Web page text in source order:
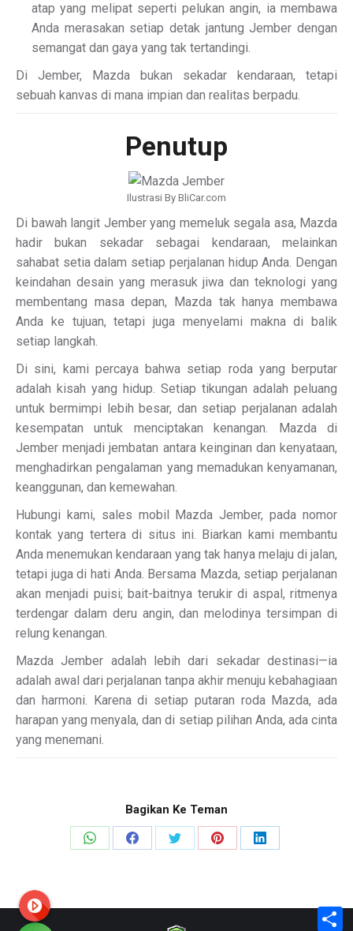
atap yang melipat seperti pelukan angin, ia membawa
Anda merasakan setiap detak jantung Jember dengan
semangat dan gaya yang tak tertandingi.
Di Jember, Mazda bukan sekadar kendaraan, tetapi
sebuah kanvas di mana impian dan realitas berpadu.
Penutup
Ilustrasi By BliCar.com
Di bawah langit Jember yang memeluk segala asa, Mazda
hadir bukan sekadar sebagai kendaraan, melainkan
sahabat setia dalam setiap perjalanan hidup Anda. Dengan
keindahan desain yang merasuk jiwa dan teknologi yang
membentang masa depan, Mazda tak hanya membawa
Anda ke tujuan, tetapi juga menyelami makna di balik
setiap langkah.
Di sini, kami percaya bahwa setiap roda yang berputar
adalah kisah yang hidup. Setiap tikungan adalah peluang
untuk bermimpi lebih besar, dan setiap perjalanan adalah
kesempatan untuk menciptakan kenangan. Mazda di
Jember menjadi jembatan antara keinginan dan kenyataan,
menghadirkan pengalaman yang memadukan kenyamanan,
keanggunan, dan kemewahan.
Hubungi kami, sales mobil Mazda Jember, pada nomor
kontak yang tertera di situs ini. Biarkan kami membantu
Anda menemukan kendaraan yang tak hanya melaju di jalan,
tetapi juga di hati Anda. Bersama Mazda, setiap perjalanan
akan menjadi puisi; bait-baitnya terukir di aspal, ritmenya
terdengar dalam deru angin, dan melodinya tersimpan di
relung kenangan.
Mazda Jember adalah lebih dari sekadar destinasi—ia
adalah awal dari perjalanan tanpa akhir menuju kebahagiaan
dan harmoni. Karena di setiap putaran roda Mazda, ada
harapan yang menyala, dan di setiap pilihan Anda, ada cinta
yang menemani.
Bagikan Ke Teman
Share
Share
Share
Share
Share